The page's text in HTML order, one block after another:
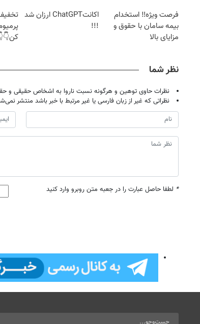
فرصت ویژه‼️ استخدام
بیمه سامان با حقوق و
مزایای بالا
اکانتChatGPT ارزان شد
!!!
نظر شما
نظرات حاوی توهین و هرگونه نسبت ناروا به اشخاص حقیقی و
نظراتی که غیر از زبان فارسی یا غیر مرتبط با خبر باشد منتشر
* لطفا حاصل عبارت را در جعبه متن روبرو وارد کنید